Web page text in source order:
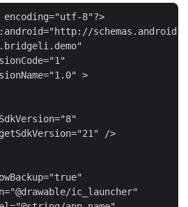
8"?>
>
/>
ic_launcher"